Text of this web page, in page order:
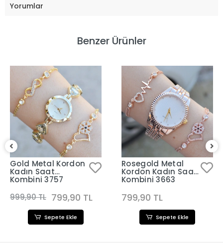
Yorumlar
Benzer Ürünler
Gold Metal Kordon
Kadın Saat
Kombini 3757
999,90 TL 799,90 TL
Sepete Ekle
Rosegold Metal
Kordon Kadın Saat
Kombini 3663
799,90 TL
Sepete Ekle